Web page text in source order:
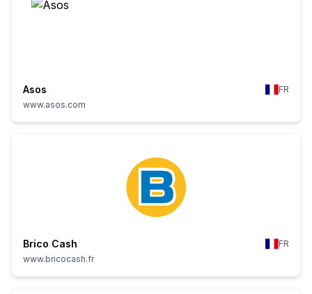
Asos
FR
www.asos.com
Brico Cash
FR
www.bricocash.fr